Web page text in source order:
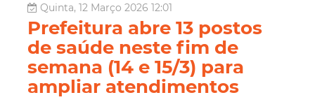
Quinta, 12 Março 2026 12:01
Prefeitura abre 13 postos
de saúde neste fim de
semana (14 e 15/3) para
ampliar atendimentos